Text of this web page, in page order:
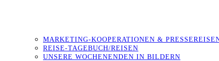
MARKETING-KOOPERATIONEN &
REISE-TAGEBUCH/REISEN
UNSERE WOCHENENDEN IN BILDERN